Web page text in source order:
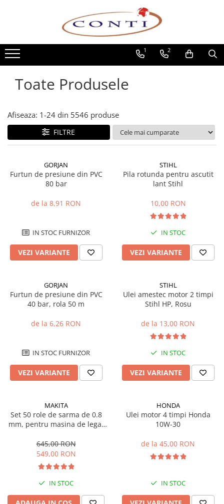
Toate Produsele
Casa si Gradina
Utilaje pentru gradina si accesorii
Atomizoare si Pulverizatoare
Fierastraie pentru busteni
Foarfeci de gradina
Masini de tuns iarba si accesorii
Motocoase si accesorii
Motocositori
Motosape si Motocultoare
Motoburghie
multifunctionale
Tocatoare de crengi si resturi
vegetale
Accesorii utilaje de gradina
Articole de bucatarie
Aparate de vidat
Masini de framantat aluat
Masini de taitei
Masini de tocat carne
Razatoare branzeturi
Storcatoare de rosii
Accesorii articole de bucatarie
Gradina & Terasa
Mobilier gradina
Depozitare gradina
Gratare si accesorii
Piscine
1 2
Toate Produsele
Afiseaza: 1-24 din 5546 produse
FILTRE
GORJAN
Furtun de presiune din PVC
80 bar
de la 8,91 RON
IN STOC FURNIZOR
VEZI VARIANTE
STIHL
Pila rotunda pentru ascutit
lant Stihl
10,00 RON
IN STOC
VEZI VARIANTE
GORJAN
Furtun de presiune din PVC
40 bar, rola 50 m
de la 6,26 RON
IN STOC FURNIZOR
VEZI VARIANTE
STIHL
Ulei amestec motor 2 timpi
Stihl HP, Rosu
de la 13,00 RON
IN STOC
VEZI VARIANTE
MAKITA
Set 50 role de sarma de 0.8
mm, pentru masina de legat
645,00 RON
549,00 RON
IN STOC
HONDA
Ulei motor 4 timpi Honda
10W-30
de la 45,00 RON
IN STOC